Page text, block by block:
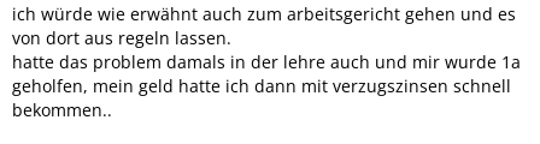
ich würde wie erwähnt auch zum arbeitsgericht gehen und es
von dort aus regeln lassen.
hatte das problem damals in der lehre auch und mir wurde 1a
geholfen, mein geld hatte ich dann mit verzugszinsen schnell
bekommen..